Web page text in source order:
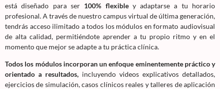
está diseñado para ser 100% flexibley adaptarse a tu horario
profesional. A través de nuestro campus virtual de última generación,
tendrás acceso ilimitado a todos los módulos en formato audiovisual
de alta calidad, permitiéndote aprender a tu propio ritmo y en el
momento que mejor se adapte a tu práctica clínica.
Todos los módulos incorporan un enfoque eminentemente práctico y
orientado a resultados, incluyendo videos explicativos detallados,
ejercicios de simulación, casos clínicos reales y talleres de aplicación